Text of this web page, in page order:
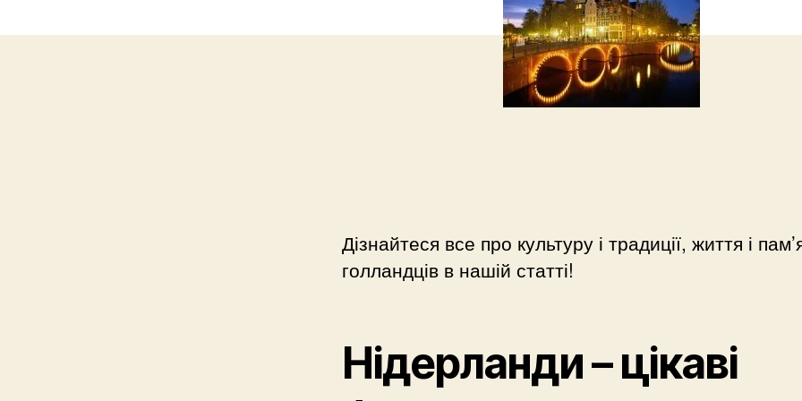
Дізнайтеся все про культуру і традиції, життя і
голландців в нашій статті!
Нідерланди – цікаві